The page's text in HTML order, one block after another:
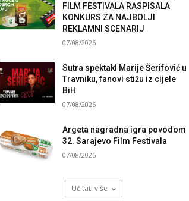
FILM FESTIVALA RASPISALA
KONKURS ZA NAJBOLJI
REKLAMNI SCENARIJ
07/08/2026
Sutra spektakl Marije Šerifović u
Travniku, fanovi stižu iz cijele
BiH
07/08/2026
Argeta nagradna igra povodom
32. Sarajevo Film Festivala
07/08/2026
Učitati više